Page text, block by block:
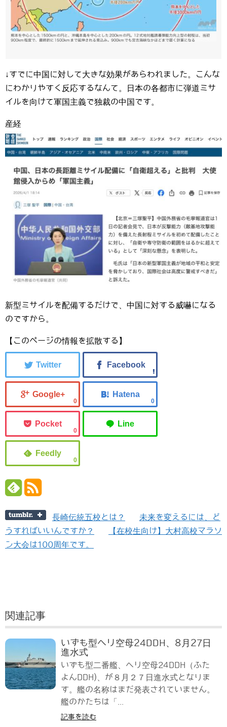
↓すでに中国に対して大きな効果があらわれました。こんな
にわかりやすく反応するなんて。日本の各都市に弾道ミサ
イルを向けて軍国主義で独裁の中国です。
産経
新型ミサイルを配備するだけで、中国に対する威嚇になる
のですから。
【このページの情報を拡散する】
0 0
0
0
長崎伝統五校とは？
未来を変えるには、ど
うすればいいんですか？
【在校生向け】大村高校マラソ
ン大会は100周年です。
関連記事
いずも型ヘリ空母24DDH、8月27日
進水式
いずも型二番艦、ヘリ空母24DDH（ふた
よんDDH)、が８月２７日進水式となりま
す。艦の名称はまだ発表されていません。
艦のかたちは「...
記事を読む